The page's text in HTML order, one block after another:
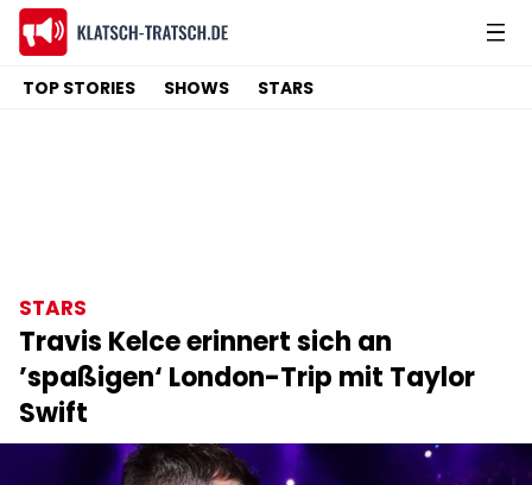
TOP STORIES SHOWS STARS
STARS
Travis Kelce erinnert sich an
’spaßigen‘ London-Trip mit Taylor
Swift